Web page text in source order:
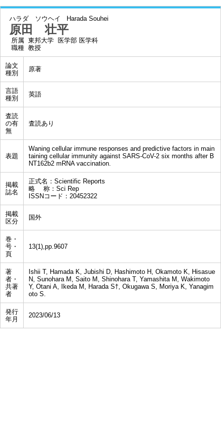
ハラダ ソウヘイ Harada Souhei
原田 壮平
所属 東邦大学 医学部 医学科
職種 教授
論文
種別
原著
言語
種別
英語
査読
の有
無
査読あり
表題
Waning cellular immune responses and predictive factors in main
taining cellular immunity against SARS-CoV-2 six months after B
NT162b2 mRNA vaccination.
掲載
誌名
正式名：Scientific Reports
略 称：Sci Rep
ISSNコード：20452322
掲載
区分
国外
巻・
号・
頁
13(1),pp.9607
著
者・
共著
者
Ishii T, Hamada K, Jubishi D, Hashimoto H, Okamoto K, Hisasue
N, Sunohara M, Saito M, Shinohara T, Yamashita M, Wakimoto
Y, Otani A, Ikeda M, Harada S†, Okugawa S, Moriya K, Yanagim
oto S.
発行
年月
2023/06/13